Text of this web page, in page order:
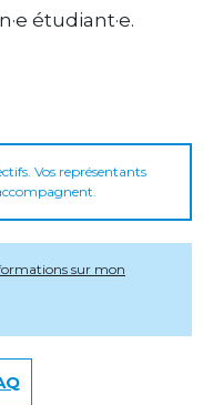
étudiant·e.
Vos représentants
sur mon